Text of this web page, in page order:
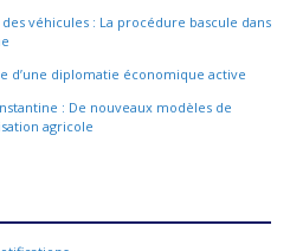
véhicules : La procédure bascule dans
d’une diplomatie économique active
: De nouveaux modèles de
agricole